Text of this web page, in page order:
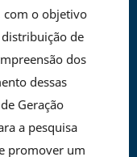
com o objetivo
de
dos
dessas
Geração
a pesquisa
promover um